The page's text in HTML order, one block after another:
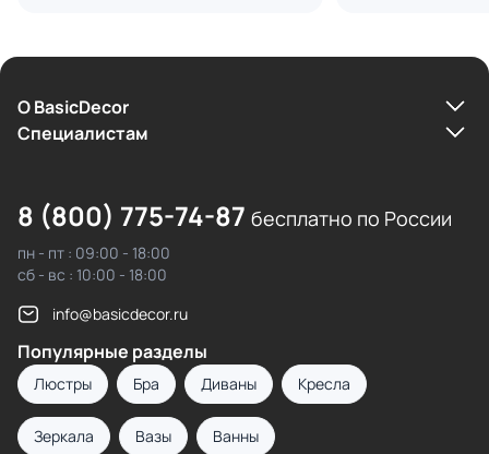
О BasicDecor
Cпециалистам
8 (800) 775-74-87 бесплатно по России
пн - пт : 09:00 - 18:00
сб - вс : 10:00 - 18:00
info@basicdecor.ru
Популярные разделы
Люстры Бра Диваны Кресла
Зеркала Вазы Ванны